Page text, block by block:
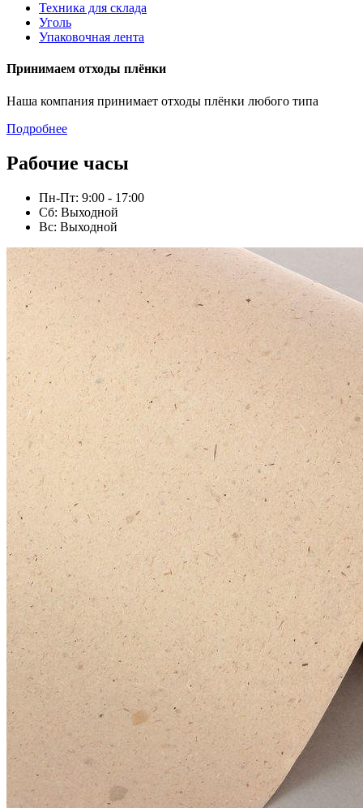
Техника для склада
Уголь
Упаковочная лента
Принимаем отходы плёнки
Наша компания принимает отходы плёнки любого типа
Подробнее
Рабочие часы
Пн-Пт: 9:00 - 17:00
Сб: Выходной
Вс: Выходной